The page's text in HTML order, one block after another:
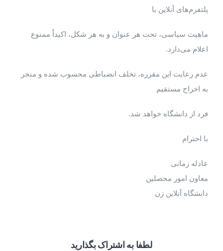
پلتفرم‌های آنلاین با
ماهیت سیاسی، تحت هر عنوان و به هر شکل، اکیداً ممنوع
اعلام می‌دارد.
عدم رعایت این مقرره، تخلف انضباطی محسوب شده و منجر
به اخراج مستقیم
فرد از دانشگاه خواهد شد.
با احترام
عادله زمانی
معاون امور محصلین
دانشگاه آنلاین زن
لطفا به اشتراک بگذارید